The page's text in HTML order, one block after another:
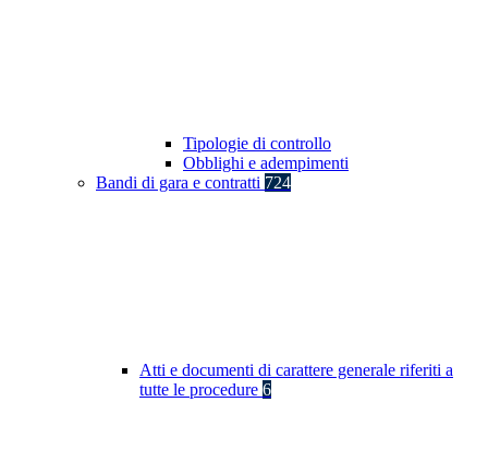
Tipologie di controllo
Obblighi e adempimenti
Bandi di gara e contratti 724
Atti e documenti di carattere generale riferiti a
tutte le procedure 6